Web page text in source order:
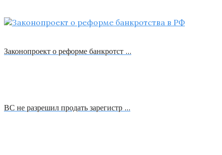
Законопроект о реформе банкротст …
ВС не разрешил продать зарегистр …